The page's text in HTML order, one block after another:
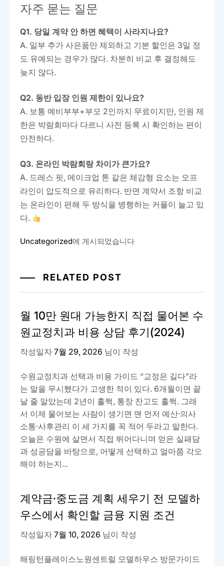
자주 묻는 질문
Q1. 당일 계약 안 하면 혜택이 사라지나요?
A. 일부 추가 사은품만 제외하고 기본 할인은 3일 정
도 유예되는 경우가 많다. 차분히 비교 후 결정해도
늦지 않다.
Q2. 동반 입장 인원 제한이 있나요?
A. 보통 예비부부+부모 2인까지 무료이지만, 인원 제
한은 박람회마다 다르니 사전 등록 시 확인하는 편이
안전하다.
Q3. 온라인 박람회랑 차이가 큰가요?
A. 드레스 핏, 메이크업 톤 같은 체감형 요소는 오프
라인이 압도적으로 유리하다. 반면 계약서 조항 비교
는 온라인이 편해 두 방식을 병행하는 커플이 늘고 있
다.
Uncategorized에 게시되었습니다
RELATED POST
월 10만 원대 가능한지 직접 물어본 수
원교정치과 비용 상담 후기(2024)
작성일자 7월 29, 2026 님이 작성
수원교정치과 선택과 비용 가이드 “교정은 길다”라
는 말을 무시했다가 고생한 적이 있다. 6개월이면 끝
날 줄 알았는데 2년이 훌쩍, 통장 잔고도 훌쩍. 그래
서 이제 물어보는 사람이 생기면 맨 먼저 예산·의사
소통·사후관리 이 세 가지를 꼭 적어 두라고 말한다.
오늘은 수원에 살면서 직접 뛰어다니며 얻은 실패담
과 성공담을 바탕으로, 어떻게 선택하고 얼마쯤 각오
해야 하는지...
계약금·중도금 계획 세우기 전 모델하
우스에서 확인할 금융 지원 조건
작성일자 7월 10, 2026 님이 작성
해링턴플레이스노원센트럴 모델하우스 방문가이드